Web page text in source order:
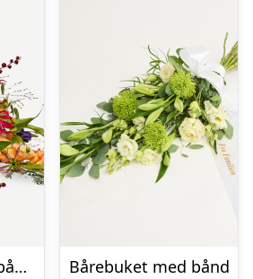
Bårebuket med bånd – Et farverigt farvel
Bårebuket med bånd